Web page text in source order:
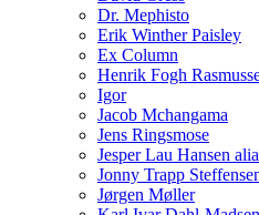
Dr. Mephisto
Erik Winther Paisley
Ex Column
Henrik Fogh
Igor
Jacob Mchangama
Jens Ringsmose
Jesper Lau Hansen
Jonny Trapp
Jørgen Møller